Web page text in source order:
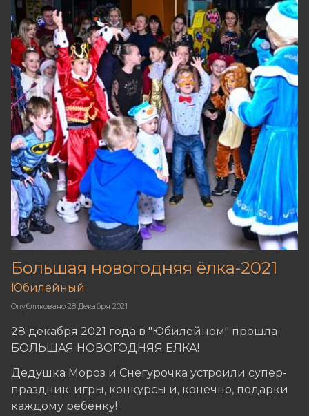
Большая новогодняя ёлка-2021
Опубликовано 28 Декабря 2021
Юбилейный
28 декабря 2021 года в "Юбилейном" прошла
БОЛЬШАЯ НОВОГОДНЯЯ ЕЛКА!
Дедушка Мороз и Снегурочка устроили супер-
праздник: игры, конкурсы и, конечно, подарки
каждому ребёнку!